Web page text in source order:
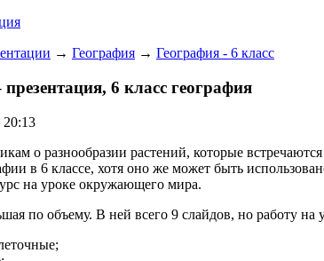
→ География → География - 6 класс
6 класс география
20:13
о разнообразии растений, которые
в 6 классе, хотя оно же может быть
на уроке окружающего мира.
по объему. В ней всего 9 слайдов, но работу